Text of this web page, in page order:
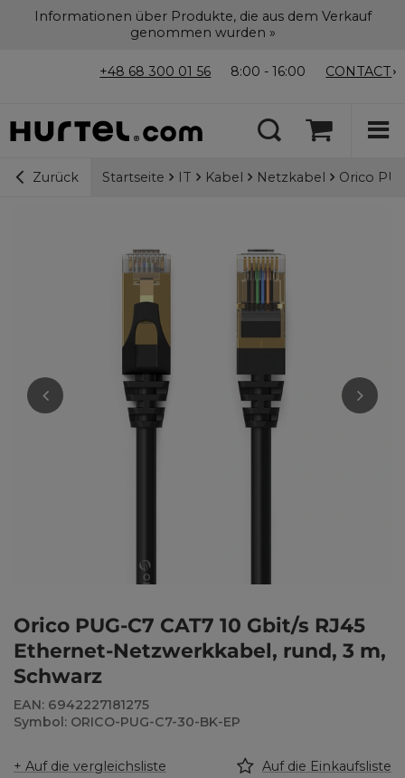
Informationen über Produkte, die aus dem Verkauf
genommen wurden »
+48 68 300 01 56 8:00 - 16:00 CONTACT
Zurück Startseite IT Kabel Netzkabel Orico
Orico PUG-C7 CAT7 10 Gbit/s RJ45
Ethernet-Netzwerkkabel, rund, 3 m,
Schwarz
EAN: 6942227181275
Symbol: ORICO-PUG-C7-30-BK-EP
+ Auf die vergleichsliste Auf die Einkaufsliste